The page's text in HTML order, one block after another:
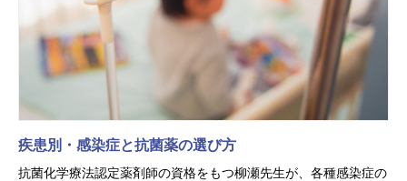
疾患別・感染症と抗菌薬の選び方
抗菌化学療法認定薬剤師の資格をもつ柳瀬先生が、各種感染症の